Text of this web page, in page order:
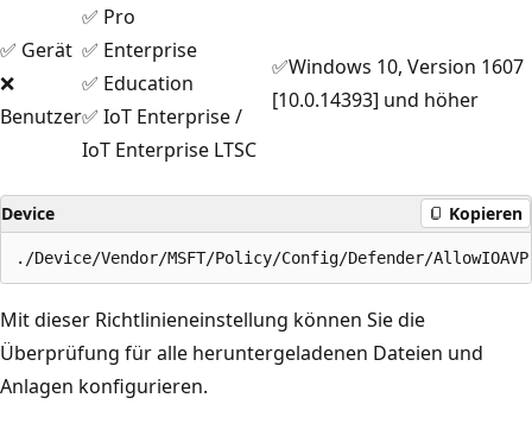
✅ Gerät
❌
Benutzer
✅ Pro
✅ Enterprise
✅ Education
✅ IoT Enterprise /
IoT Enterprise LTSC
✅Windows 10, Version 1607
[10.0.14393] und höher
Device Kopieren
Mit dieser Richtlinieneinstellung können Sie die
Überprüfung für alle heruntergeladenen Dateien und
Anlagen konfigurieren.